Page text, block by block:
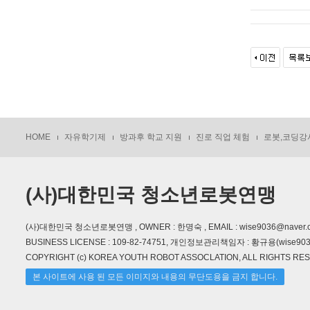
HOME 자유학기제 방과후 학교 지원 진로 직업 체험 로봇,코딩강
(사)대한민국 청소년로봇연맹
(사)대한민국 청소년로봇연맹 , OWNER : 한명숙 , EMAIL :
BUSINESS LICENSE : 109-82-74751, 개인정보관리책임자 : 황규용
COPYRIGHT (c) KOREA YOUTH ROBOT ASSOCLATION, ALL RIGHTS
본 사이트에 사용 된 모든 이미지와 내용의 무단도용을 금지 합니다.